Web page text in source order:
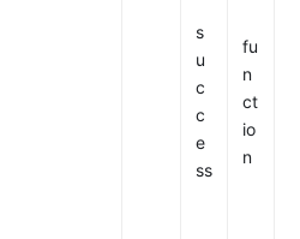
s
u
c
c
e
ss
fu
n
ct
io
n